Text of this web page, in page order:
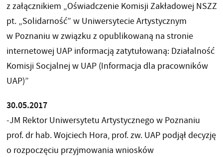
z załącznikiem „Oświadczenie Komisji Zakładowej NSZZ
pt. „Solidarność” w Uniwersytecie Artystycznym
w Poznaniu w związku z opublikowaną na stronie
internetowej UAP informacją zatytułowaną: Działalność
Komisji Socjalnej w UAP (Informacja dla pracowników
UAP)”
30.05.2017
-JM Rektor Uniwersytetu Artystycznego w Poznaniu
prof. dr hab. Wojciech Hora, prof. zw. UAP podjął decyzję
o rozpoczęciu przyjmowania wniosków